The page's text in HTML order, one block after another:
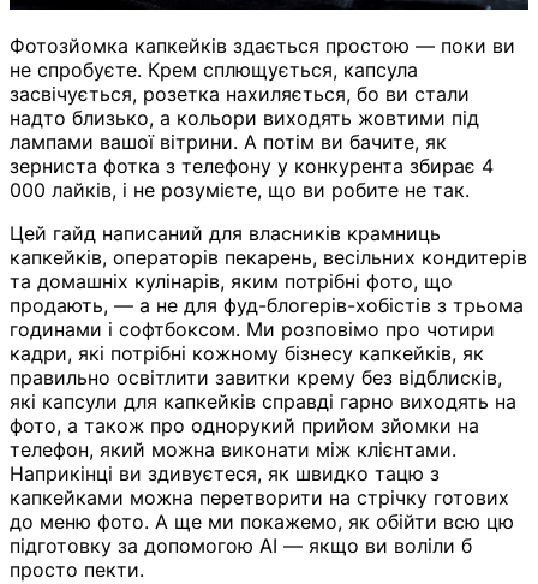
Фотозйомка капкейків здається простою — поки ви
не спробуєте. Крем сплющується, капсула
засвічується, розетка нахиляється, бо ви стали
надто близько, а кольори виходять жовтими під
лампами вашої вітрини. А потім ви бачите, як
зерниста фотка з телефону у конкурента збирає 4
000 лайків, і не розумієте, що ви робите не так.
Цей гайд написаний для власників крамниць
капкейків, операторів пекарень, весільних кондитерів
та домашніх кулінарів, яким потрібні фото, що
продають, — а не для фуд-блогерів-хобістів з трьома
годинами і софтбоксом. Ми розповімо про чотири
кадри, які потрібні кожному бізнесу капкейків, як
правильно освітлити завитки крему без відблисків,
які капсули для капкейків справді гарно виходять на
фото, а також про однорукий прийом зйомки на
телефон, який можна виконати між клієнтами.
Наприкінці ви здивуєтеся, як швидко тацю з
капкейками можна перетворити на стрічку готових
до меню фото. А ще ми покажемо, як обійти всю цю
підготовку за допомогою AI — якщо ви воліли б
просто пекти.